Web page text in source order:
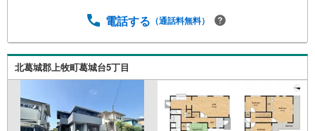
◇ ----当店で物件を成約いただくとPayPayボーナスライト
対象になります。「資料をもらう」「見学予約をする」か
らエントリーください。※必ずYahoo！ JAPAN IDでログイ
ンのうえお問い合わせください。-----------------------------
電話する （通話料無料）
北葛城郡上牧町葛城台5丁目